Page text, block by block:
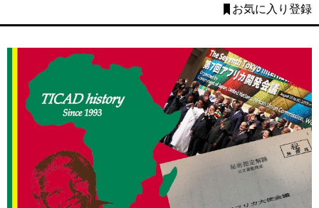
お気に入り登録